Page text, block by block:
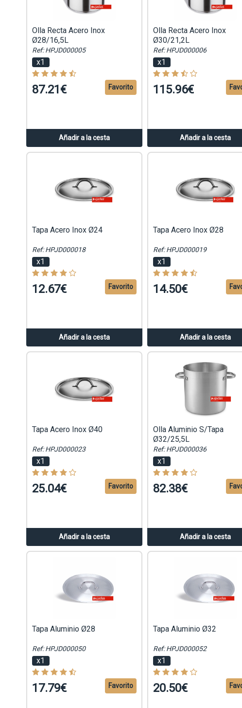
Olla Recta Acero Inox
Ø28/16,5L
Ref: HPJD000005
x1
87.21€
Añadir a la cesta
Favorito
Olla Recta Acero Inox
Ø30/21,2L
Ref: HPJD000006
x1
115.96€
Añadir a la cesta
Tapa Acero Inox Ø24
Ref: HPJD000018
x1
12.67€
Añadir a la cesta
Favorito
Tapa Acero Inox Ø28
Ref: HPJD000019
x1
14.50€
Añadir a la cesta
Tapa Acero Inox Ø40
Ref: HPJD000023
x1
25.04€
Añadir a la cesta
Favorito
Olla Aluminio S/Tapa
Ø32/25,5L
Ref: HPJD000036
x1
82.38€
Añadir a la cesta
Tapa Aluminio Ø28
Ref: HPJD000050
x1
17.79€ Favorito
Tapa Aluminio Ø32
Ref: HPJD000052
x1
20.50€